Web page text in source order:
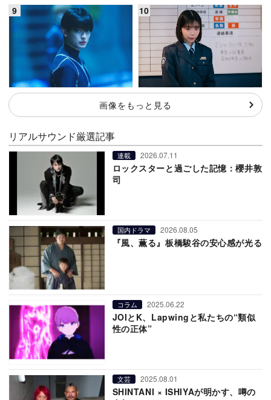
画像をもっと見る
リアルサウンド厳選記事
連載 2026.07.11
ロックスターと過ごした記憶：櫻井敦
司
国内ドラマ 2026.08.05
『風、薫る』板橋駿谷の安心感が光る
コラム 2025.06.22
JOIとK、Lapwingと私たちの“類似
性の正体”
文芸 2025.08.01
SHINTANI × ISHIYAが明かす、噂の